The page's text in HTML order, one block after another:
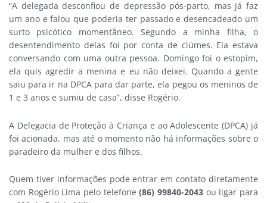
“A delegada desconfiou de depressão pós-parto, mas já faz
um ano e falou que poderia ter passado e desencadeado um
surto psicótico momentâneo. Segundo a minha filha, o
desentendimento delas foi por conta de ciúmes. Ela estava
conversando com uma outra pessoa. Domingo foi o estopim,
ela quis agredir a menina e eu não deixei. Quando a gente
saiu para ir na DPCA para dar parte, ela pegou os meninos de
1 e 3 anos e sumiu de casa”, disse Rogério.
A Delegacia de Proteção à Criança e ao Adolescente (DPCA) já
foi acionada, mas até o momento não há informações sobre o
paradeiro da mulher e dos filhos.
Quem tiver informações pode entrar em contato diretamente
com Rogério Lima pelo telefone (86) 99840-2043 ou ligar para